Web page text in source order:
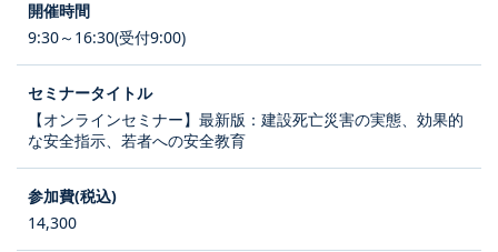
9:30～16:30(受付9:00)
【オンラインセミナー】最新版：建設死亡災害の実態、効果的
な安全指示、若者への安全教育
14,300